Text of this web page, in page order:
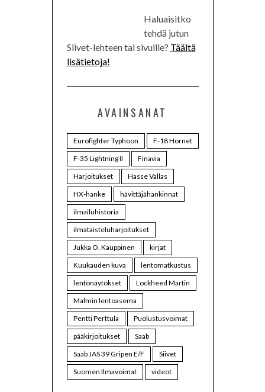
Haluaisitko
tehdä jutun
Siivet-lehteen tai sivuille? Täältä
lisätietoja!
AVAINSANAT
Eurofighter Typhoon
F-18 Hornet
F-35 Lightning II
Finavia
Harjoitukset
Hasse Vallas
HX-hanke
hävittäjähankinnat
ilmailuhistoria
ilmataisteluharjoitukset
Jukka O. Kauppinen
kirjat
Kuukauden kuva
lentomatkustus
lentonäytökset
Lockheed Martin
Malmin lentoasema
Pentti Perttula
Puolustusvoimat
pääkirjoitukset
Saab
Saab JAS 39 Gripen E/F
Siivet
Suomen Ilmavoimat
videot